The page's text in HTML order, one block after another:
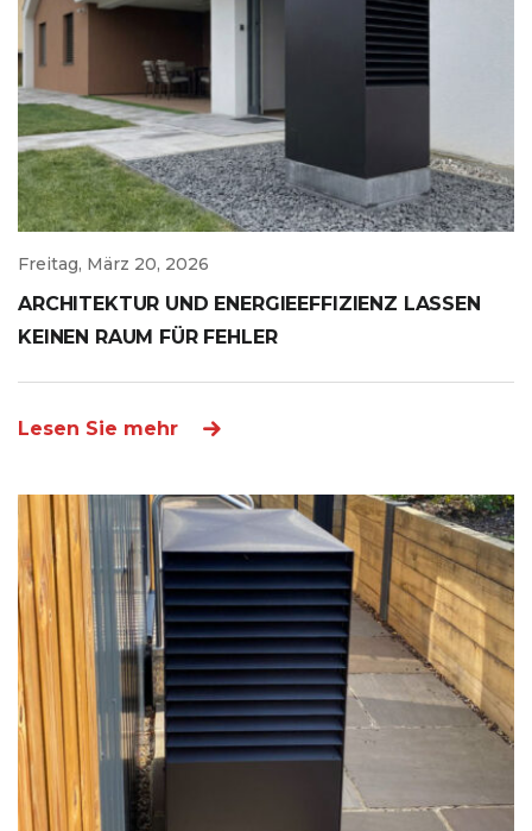
Freitag, März 20, 2026
ARCHITEKTUR UND ENERGIEEFFIZIENZ LASSEN
KEINEN RAUM FÜR FEHLER
Lesen Sie mehr